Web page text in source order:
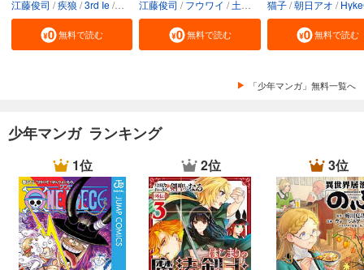
江藤俊司 疾狼 3rd Ie Studio No.9
無料で読む
江藤俊司 フウワイ 土田健太 3rd Ie maruco
無料で読む
猫子 朝日アオ
無料で読む
「少年マンガ」無料一覧へ
少年マンガ ランキング
1位 2位 3位